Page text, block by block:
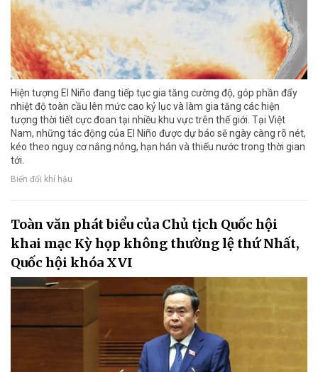
Hiện tượng El Niño đang tiếp tục gia tăng cường độ, góp phần đẩy
nhiệt độ toàn cầu lên mức cao kỷ lục và làm gia tăng các hiện
tượng thời tiết cực đoan tại nhiều khu vực trên thế giới. Tại Việt
Nam, những tác động của El Niño được dự báo sẽ ngày càng rõ nét,
kéo theo nguy cơ nắng nóng, hạn hán và thiếu nước trong thời gian
tới.
Biến đổi khí hậu
Toàn văn phát biểu của Chủ tịch Quốc hội
khai mạc Kỳ họp không thường lệ thứ Nhất,
Quốc hội khóa XVI